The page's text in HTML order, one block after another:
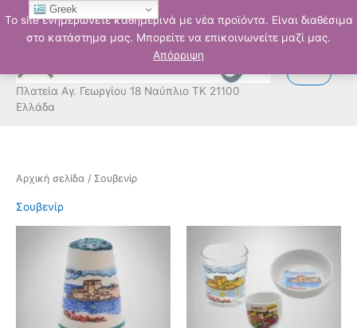
Το site ενημερώνετε καθημερινά με νέα προϊόντα. Είναι διαθέσιμα
στο κατάστημα μας. Μπορείτε να επικοινωνείτε μαζί μας.
Απόρριψη
Μετάβαση
στο
περιεχόμενο
Πλατεία Αγ. Γεωργίου 18 Ναύπλιο ΤΚ 21100
Ελλάδα
Αρχική σελίδα / Σουβενίρ
Σουβενίρ
Greek